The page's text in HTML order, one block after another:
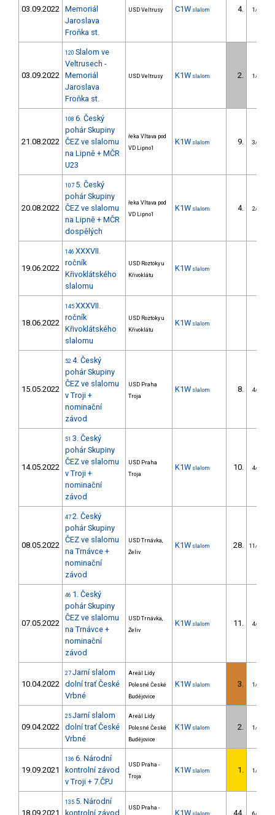
03.09.2022 Memoriál
Jaroslava
Froňka st.
USD Veltrusy C1W slalom 4. 1/U23
03.09.2022
120 Slalom ve
Veltrusech -
Memoriál
Jaroslava
Froňka st.
USD Veltrusy K1W slalom 2. 1/U23
21.08.2022
108 6. Český
pohár Skupiny
ČEZ ve slalomu
na Lipně + MČR
U23
řeka Vltava pod
VD Lipno1
K1W slalom 9. 3/U23
20.08.2022
107 5. Český
pohár Skupiny
ČEZ ve slalomu
na Lipně + MČR
dospělých
řeka Vltava pod
VD Lipno1
K1W slalom 4. 2/U23
19.06.2022
146 XXXVII.
ročník
Křivoklátského
slalomu
USD Roztoky u
Křivoklátu
K1W slalom
18.06.2022
145 XXXVII.
ročník
Křivoklátského
slalomu
USD Roztoky u
Křivoklátu
K1W slalom
15.05.2022
52 4. Český
pohár Skupiny
ČEZ ve slalomu
v Troji +
nominační
závod
USD Praha
Troja
K1W slalom 8. 4/U23
14.05.2022
51 3. Český
pohár Skupiny
ČEZ ve slalomu
v Troji +
nominační
závod
USD Praha
Troja
K1W slalom 10. 4/U23
08.05.2022
47 2. Český
pohár Skupiny
ČEZ ve slalomu
na Trnávce +
nominační
závod
USD Trnávka,
Želiv
K1W slalom 28. 11/U23
07.05.2022
46 1. Český
pohár Skupiny
ČEZ ve slalomu
na Trnávce +
nominační
závod
USD Trnávka,
Želiv
K1W slalom 11. 4/U23
10.04.2022
27 Jarní slalom
dolní trať České
Vrbné
Areál Lídy
Polesné České
Budějovice
K1W slalom 3. 1/U23
09.04.2022
25 Jarní slalom
dolní trať České
Vrbné
Areál Lídy
Polesné České
Budějovice
K1W slalom 2. 1/U23
19.09.2021
136 6. Národní
kontrolní závod
v Troji + 7.ČPJ
USD Praha -
Troja
K1W slalom 1. 1/U23
18.09.2021
135 5. Národní
kontrolní závod
USD Praha -
K1W 44.